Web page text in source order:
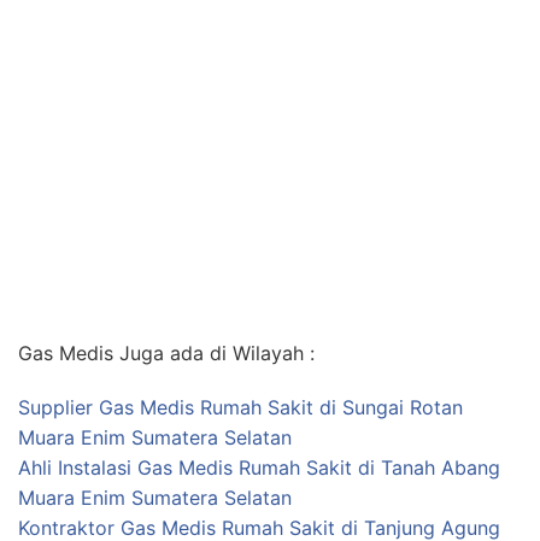
Gas Medis Juga ada di Wilayah :
Supplier Gas Medis Rumah Sakit di Sungai Rotan
Muara Enim Sumatera Selatan
Ahli Instalasi Gas Medis Rumah Sakit di Tanah Abang
Muara Enim Sumatera Selatan
Kontraktor Gas Medis Rumah Sakit di Tanjung Agung